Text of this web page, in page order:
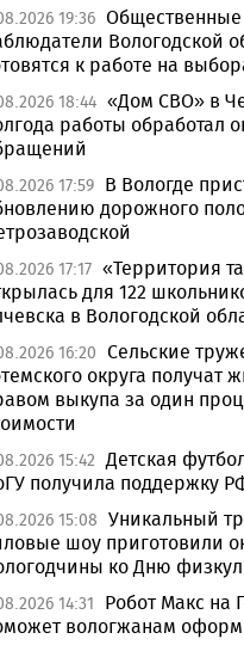
19:36 Общественные
Вологодской
к работе на
18:44 «Дом СВО» в
работы обработал
17:59 В Вологде
дорожного
17:17 «Территория
для 122
в Вологодской
16:20 Сельские
округа получат
выкупа за один
15:42 Детская
получила поддержку
15:08 Уникальный
шоу приготовили
ко Дню
14:31
Робот Макс на
вологжанам